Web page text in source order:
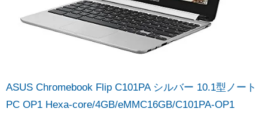
ASUS Chromebook Flip C101PA シルバー 10.1型ノート
PC OP1 Hexa-core/4GB/eMMC16GB/C101PA-OP1